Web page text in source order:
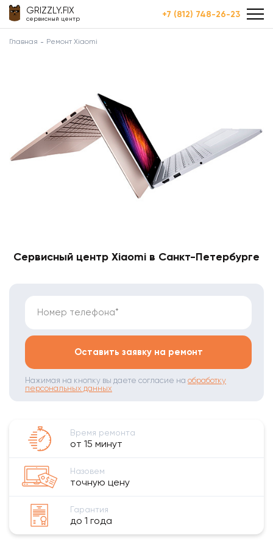
GRIZZLY.FIX
сервисный центр +7 (812) 748-26-23
Главная Ремонт Xiaomi
Сервисный центр Xiaomi в Санкт-Петербурге
Номер телефона*
Оставить заявку на ремонт
Нажимая на кнопку вы даете согласие на обработку
персональных данных
Время ремонта
от 15 минут
Назовем
точную цену
Гарантия
до 1 года